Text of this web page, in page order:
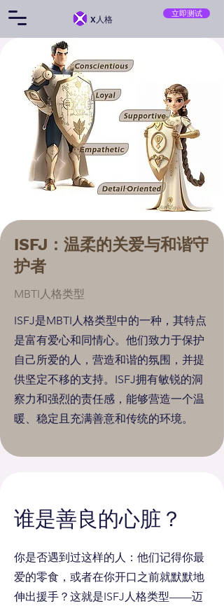
X人格
立即测试
ISFJ：温柔的关爱与和谐守
护者
MBTI人格类型
ISFJ是MBTI人格类型中的一种，其特点
是富有爱心和同情心。他们致力于保护
自己所爱的人，营造和谐的氛围，并提
供坚定不移的支持。ISFJ拥有敏锐的洞
察力和强烈的责任感，能够营造一个温
暖、稳定且充满善意和传统的环境。
谁是善良的心脏？
你是否遇到过这样的人：他们记得你最
爱的零食，或者在你开口之前就默默地
伸出援手？这就是ISFJ人格类型——迈